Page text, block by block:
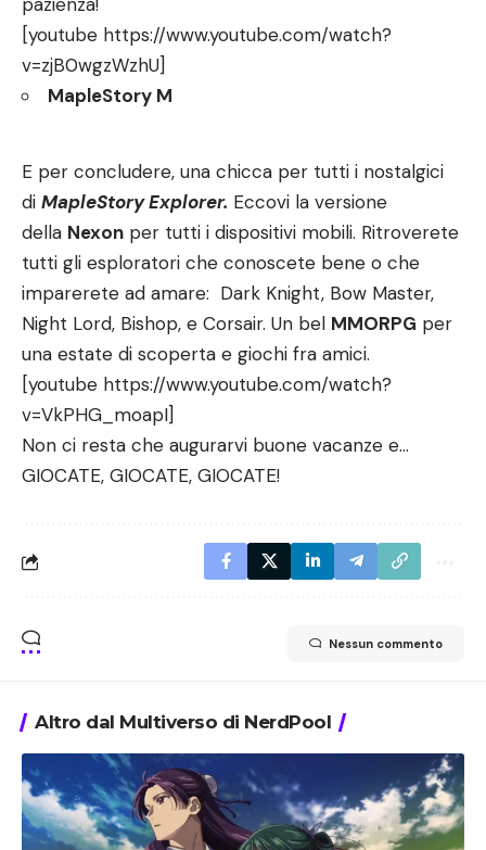
[youtube https://www.youtube.com/watch?
v=zjB0wgzWzhU]
MapleStory M
E per concludere, una chicca per tutti i nostalgici
di MapleStory Explorer. Eccovi la versione
della Nexon per tutti i dispositivi mobili. Ritroverete
tutti gli esploratori che conoscete bene o che
imparerete ad amare: Dark Knight, Bow Master,
Night Lord, Bishop, e Corsair. Un bel MMORPG per
una estate di scoperta e giochi fra amici.
[youtube https://www.youtube.com/watch?
v=VkPHG_moapI]
Non ci resta che augurarvi buone vacanze e…
GIOCATE, GIOCATE, GIOCATE!
Nessun commento
Altro dal Multiverso di NerdPool